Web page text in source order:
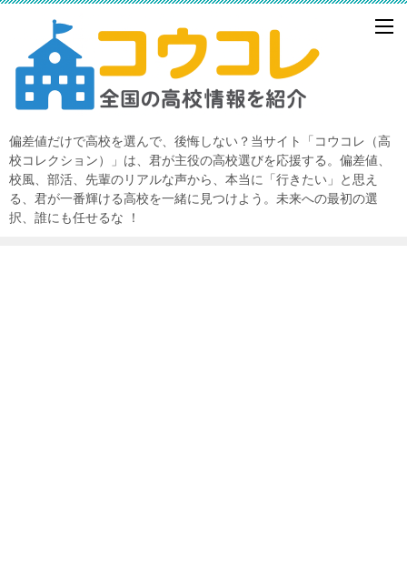
偏差値だけで高校を選んで、後悔しない？当サイト「コウコレ（高
校コレクション）」は、君が主役の高校選びを応援する。偏差値、
校風、部活、先輩のリアルな声から、本当に「行きたい」と思え
る、君が一番輝ける高校を一緒に見つけよう。未来への最初の選
択、誰にも任せるな ！